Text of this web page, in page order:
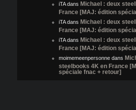
iTAdans Michael : deux
France [MAJ: édition
iTAdans Michael : deux
France [MAJ: édition
iTAdans Michael : deux
France [MAJ: édition
moimemeenpersonne dans
steelbooks 4K en France
spéciale fnac + retour]